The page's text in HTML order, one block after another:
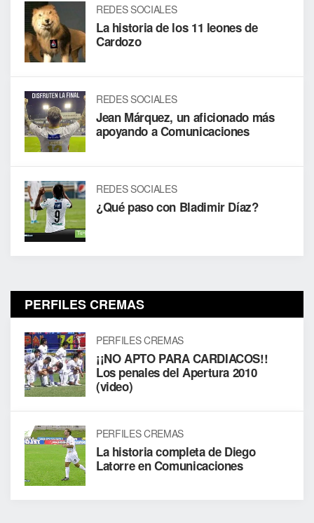
REDES SOCIALES
La historia de los 11 leones de
Cardozo
REDES SOCIALES
Jean Márquez, un aficionado más
apoyando a Comunicaciones
REDES SOCIALES
¿Qué paso con Bladimir Díaz?
PERFILES CREMAS
PERFILES CREMAS
¡¡NO APTO PARA CARDIACOS!!
Los penales del Apertura 2010
(video)
PERFILES CREMAS
La historia completa de Diego
Latorre en Comunicaciones